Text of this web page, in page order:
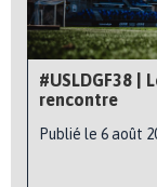
#USLDGF38 |
rencontre
Publié le 6 août